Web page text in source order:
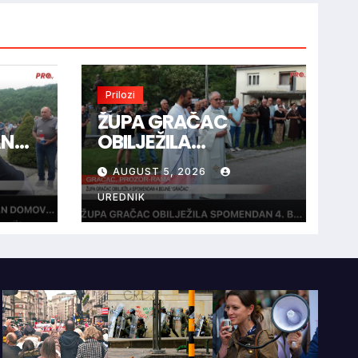
Prilozi
ŽUPA GRAČAC
OBILJEŽILA
SPOMENDAN 4.
BOJNE “GRAČAC”
AUGUST 5, 2026
UREDNIK